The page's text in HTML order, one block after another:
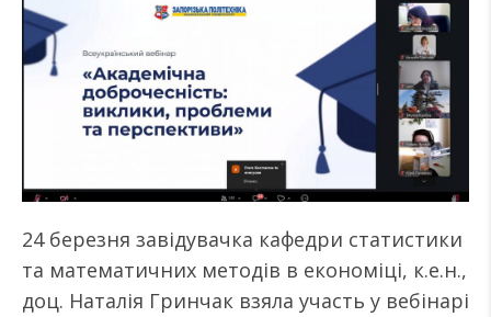
24 березня завідувачка кафедри статистики
та математичних методів в економіці, к.е.н.,
доц. Наталія Гринчак взяла участь у вебінарі